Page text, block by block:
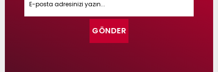
GÖNDER